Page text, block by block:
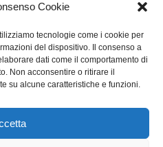
Cookie
tecnologie come i cookie per
del dispositivo. Il consenso a
dati come il comportamento di
Non acconsentire o ritirare il
su alcune caratteristiche e funzioni.